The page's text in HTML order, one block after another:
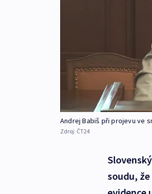
Andrej Babiš při projevu ve
Zdroj: ČT24
soudu,